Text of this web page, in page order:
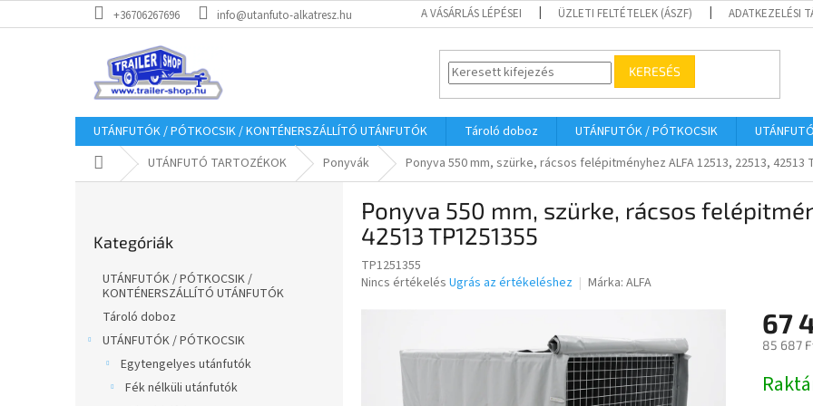
a
+36706267696 info@utanfuto-alkatresz.hu A VÁSÁRLÁS LÉPÉSEI ÜZLETI FELTÉTELEK (ÁSZF) ADATKEZELÉSI
KERESÉS
UTÁNFUTÓK / PÓTKOCSIK / KONTÉNERSZÁLLÍTÓ UTÁNFUTÓK Tároló doboz UTÁNFUTÓK / PÓTKOCSIK
KezdőlapUTÁNFUTÓ TARTOZÉKOK Ponyvák Ponyva 550 mm, szürke, rácsos felépitményhez ALFA 12513, 22513, 42513
átugrása
Kategóriák
UTÁNFUTÓK / PÓTKOCSIK /
KONTÉNERSZÁLLÍTÓ UTÁNFUTÓK
Tároló doboz
UTÁNFUTÓK / PÓTKOCSIK
Egytengelyes utánfutók
Fék nélküli utánfutók
Ponyva 550 mm, szürke, rácsos
42513 TP1251355
TP1251355
A
Nincs értékelés Ugrás az értékeléshez Márka: ALFA
67
85 687